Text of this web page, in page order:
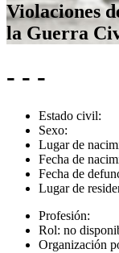
Violaciones
la Guerra
- - -
Estado civil:
Sexo:
Lugar de
Fecha de
Fecha de
Lugar de
Profesión:
Rol: no
Organización